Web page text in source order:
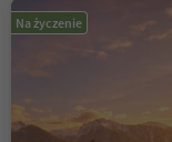
Na życzenie